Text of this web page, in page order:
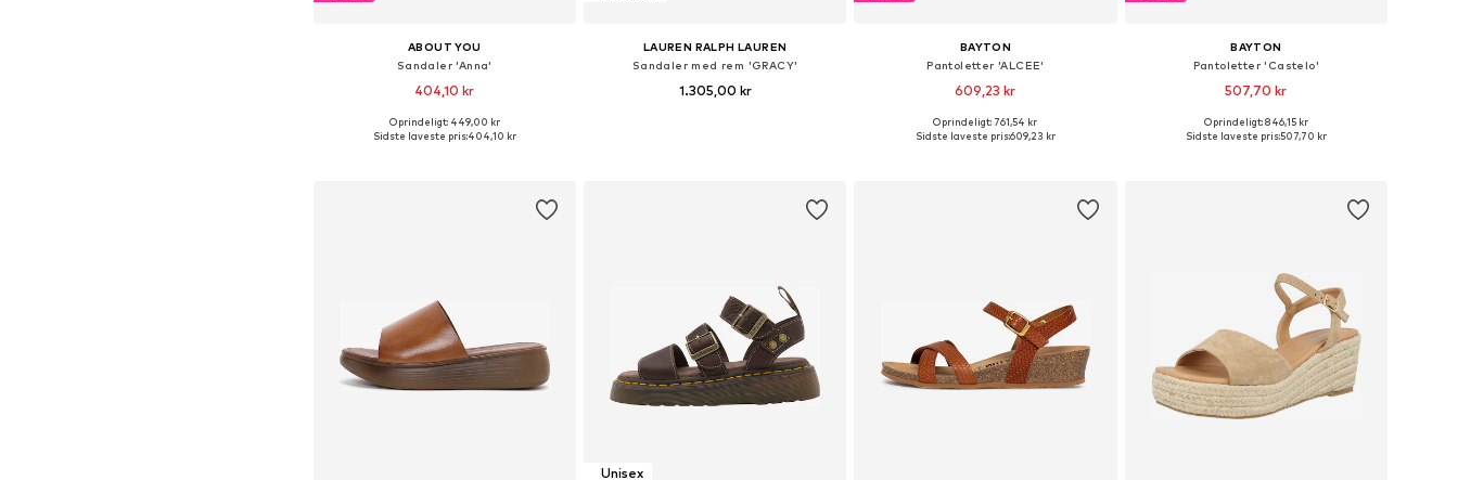
ABOUT YOU
Sandaler 'Anna'
404,10 kr
Fås i mange størrelser
Oprindeligt: 449,00 kr
Sidste laveste pris:404,10 kr
LAUREN RALPH LAUREN
Sandaler med rem 'GRACY'
1.305,00 kr
BAYTON
Pantoletter 'ALCEE'
609,23 kr
Fås i mange størrelser
Oprindeligt: 761,54 kr
Sidste laveste pris:609,23 kr
BAYTON
Pantoletter 'Castelo'
507,70 kr
Oprindeligt: 846,15 kr
Sidste laveste pris:507,70 kr
Unisex